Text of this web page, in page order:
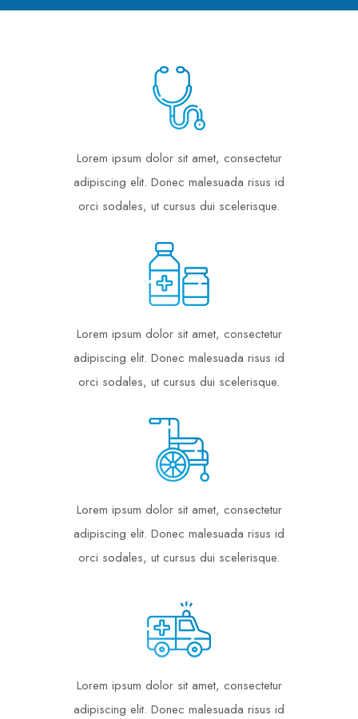
Lorem ipsum dolor sit amet, consectetur
adipiscing elit. Donec malesuada risus id
orci sodales, ut cursus dui scelerisque.
Lorem ipsum dolor sit amet, consectetur
adipiscing elit. Donec malesuada risus id
orci sodales, ut cursus dui scelerisque.
Lorem ipsum dolor sit amet, consectetur
adipiscing elit. Donec malesuada risus id
orci sodales, ut cursus dui scelerisque.
Lorem ipsum dolor sit amet, consectetur
adipiscing elit. Donec malesuada risus id